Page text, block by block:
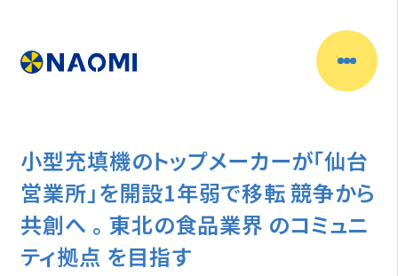
小型充填機のトップメーカーが「仙台
営業所」を開設1年弱で移転 競争から
共創へ 。 東北の食品業界 のコミュニ
ティ拠点 を目指す